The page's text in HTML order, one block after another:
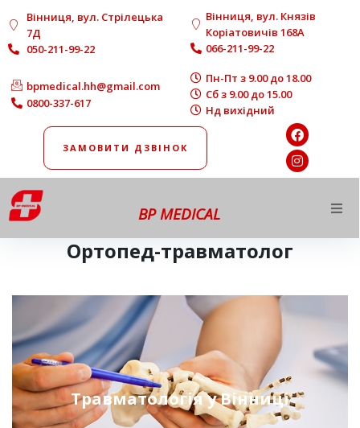
Вінниця, вул. Стрілецька
7Д
050-211-99-22
Вінниця, вул. Князів
Коріатовичів 168A
066-211-99-22
bpmedical.hh@gmail.com
0800-337-617
Пн-Пт з 9.00 до 18.00
Сб з 9.00 до 15.00
Нд вихідний
ЗАМОВИТИ ДЗВІНОК
BP MEDICAL
Напрямки роботи
Діагностика
Денний стаціонар у Вінниці
Ортопед-травматолог
Травматологія у Вінниці